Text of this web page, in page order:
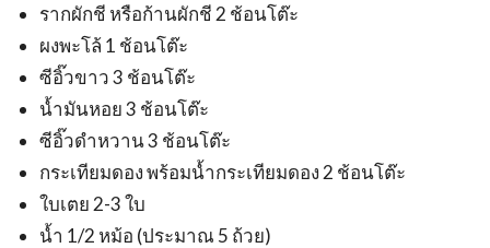
รากผักชี หรือก้านผักชี 2 ช้อนโต๊ะ
ผงพะโล้ 1 ช้อนโต๊ะ
ซีอิ๊วขาว 3 ช้อนโต๊ะ
น้ำมันหอย 3 ช้อนโต๊ะ
ซีอิ๊วดำหวาน 3 ช้อนโต๊ะ
กระเทียมดอง พร้อมน้ำกระเทียมดอง 2 ช้อนโต๊ะ
ใบเตย 2-3 ใบ
น้ำ 1/2 หม้อ (ประมาณ 5 ถ้วย)